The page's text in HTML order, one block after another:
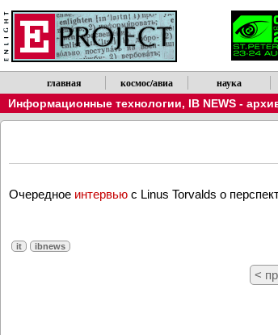
главная космос/авиа наука
Информационные технологии, IB NEWS -
Очередное интервью с Linus Torvalds о
it ibnews
<